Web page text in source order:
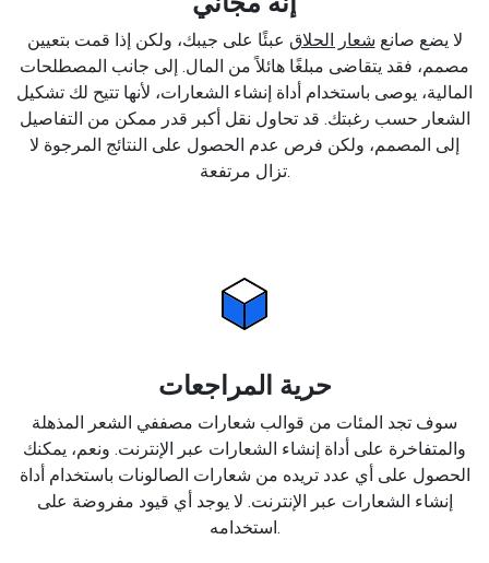
لا يضع صانع شعار الحلاق عبئًا على جيبك، ولكن إذا قمت بتعيين
مصمم، فقد يتقاضى مبلغًا هائلاً من المال. إلى جانب المصطلحات
المالية، يوصى باستخدام أداة إنشاء الشعارات، لأنها تتيح لك تشكيل
الشعار حسب رغبتك. قد تحاول نقل أكبر قدر ممكن من التفاصيل
إلى المصمم، ولكن فرص عدم الحصول على النتائج المرجوة لا
تزال مرتفعة.
حرية المراجعات
سوف تجد المئات من قوالب شعارات مصففي الشعر المذهلة
والمتفاخرة على أداة إنشاء الشعارات عبر الإنترنت. ونعم، يمكنك
الحصول على أي عدد تريده من شعارات الصالونات باستخدام أداة
إنشاء الشعارات عبر الإنترنت. لا يوجد أي قيود مفروضة على
استخدامه.